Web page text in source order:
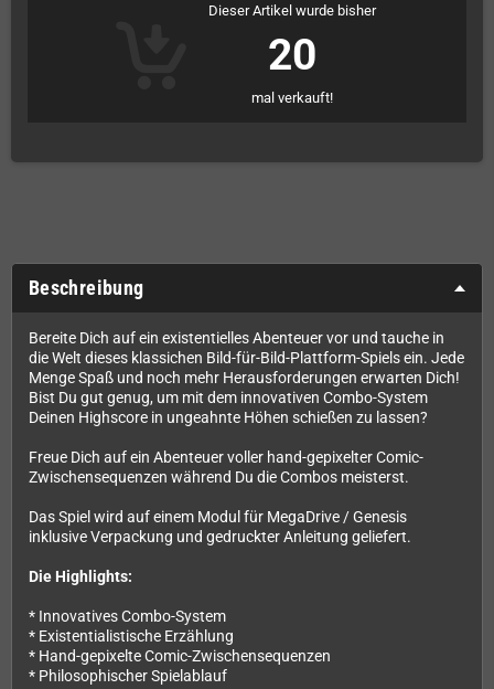
Dieser Artikel wurde bisher
20
mal verkauft!
Beschreibung
Bereite Dich auf ein existentielles Abenteuer vor und tauche in
die Welt dieses klassichen Bild-für-Bild-Plattform-Spiels ein. Jede
Menge Spaß und noch mehr Herausforderungen erwarten Dich!
Bist Du gut genug, um mit dem innovativen Combo-System
Deinen Highscore in ungeahnte Höhen schießen zu lassen?
Freue Dich auf ein Abenteuer voller hand-gepixelter Comic-
Zwischensequenzen während Du die Combos meisterst.
Das Spiel wird auf einem Modul für MegaDrive / Genesis
inklusive Verpackung und gedruckter Anleitung geliefert.
Die Highlights:
* Innovatives Combo-System
* Existentialistische Erzählung
* Hand-gepixelte Comic-Zwischensequenzen
* Philosophischer Spielablauf